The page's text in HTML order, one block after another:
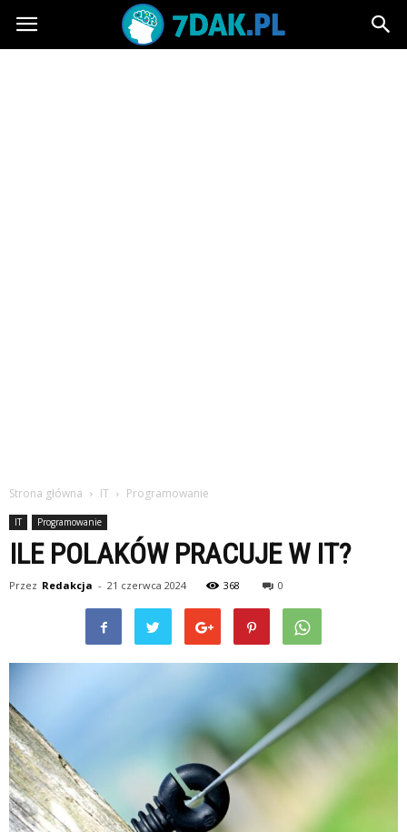
7dak.pl
Strona główna IT Programowanie
IT Programowanie
ILE POLAKÓW PRACUJE W IT?
Przez Redakcja - 21 czerwca 2024 368 0